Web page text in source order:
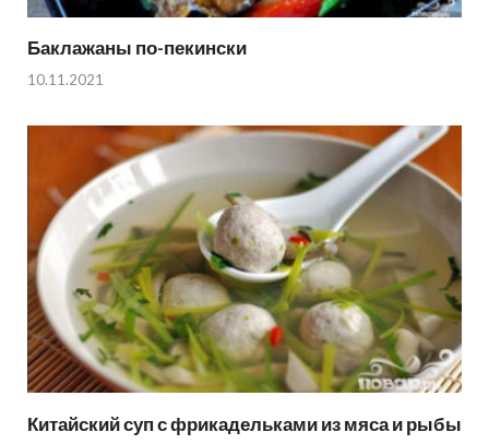
Баклажаны по-пекински
10.11.2021
Китайский суп с фрикадельками из мяса и рыбы